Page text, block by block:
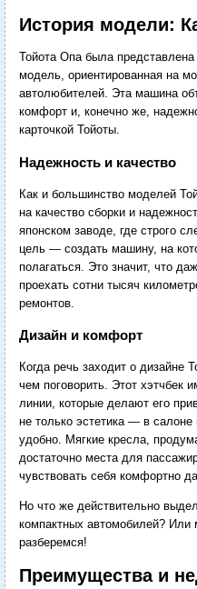
История модели:
Тойота Опа была представлена
модель, ориентированная на
автолюбителей. Эта машина
комфорт и, конечно же,
карточкой Тойоты.
Надежность и качество
Как и большинство моделей
на качество сборки и
японском заводе, где строго
цель — создать машину, на
полагаться. Это значит, что
проехать сотни тысяч
ремонтов.
Дизайн и комфорт
Когда речь заходит о дизайне
чем поговорить. Этот хэтчбек
линии, которые делают его
не только эстетика — в
удобно. Мягкие кресла,
достаточно места для
чувствовать себя комфортно
Но что же действительно
компактных автомобилей? Или
разберемся!
Преимущества и